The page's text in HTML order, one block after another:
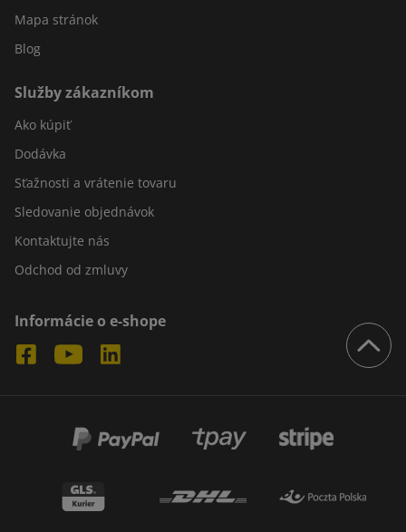
Mapa stránok
Blog
Služby zákazníkom
Ako kúpiť
Dodávka
Sťažnosti a vrátenie tovaru
Sledovanie objednávok
Kontaktujte nás
Odchod od zmluvy
Informácie o e-shope